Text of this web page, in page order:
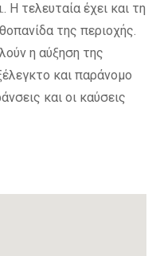
Η τελευταία έχει και τη
της περιοχής.
η αύξηση της
και παράνομο
και οι καύσεις